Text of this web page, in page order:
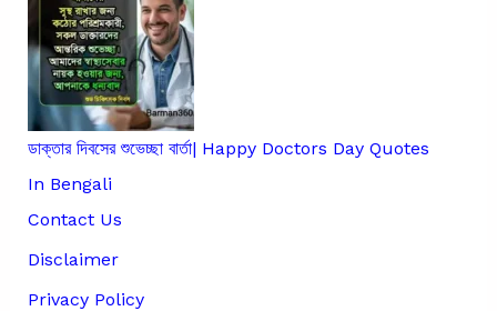
ডাক্তার দিবসের শুভেচ্ছা বার্তা| Happy Doctors Day Quotes
In Bengali
Contact Us
Disclaimer
Privacy Policy